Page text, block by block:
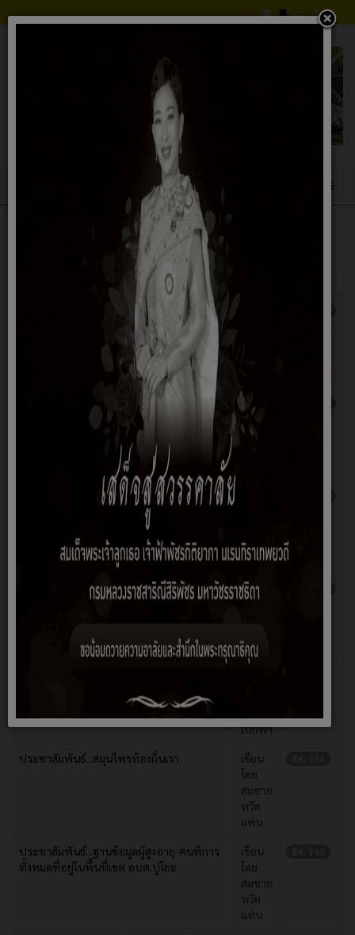
ประชาสัมพันธ์...ป้ายที่ไม่สามารถติดตั้งบน
ประชาสัมพันธ์...การรวบรวมขยะอันตรายใน
เขียน
โดย
สมชาย
ประชาสัมพันธ์...26 มิถุนายน วันต่อต้านยาเสพ
หวัด
แท่น
ประชาสัมพันธ์...โครงการเงินอุดหนุนเพื่อการ
เลี้ยงดูเด็กแรกเกิด จากกรมกิจการเด็กและ
เขียน
โดย
แท่น
คุณภาพชีวิตคนพิการและผู้ดูเเลประจำปี
เบิกฟ้า
ประชาสัมพันธ์...สมุนไพรท้องถิ่นเรา
เขียน
โดย
สมชาย
หวัด
แท่น
ประชาสัมพันธ์...ฐานข้อมูลผู้สูงอายุ-คนพิการ
ทั้งหมดที่อยู่ในพื้นที่เขต อบต.ปูโยะ
เขียน
โดย
สมชาย
หวัด
แท่น